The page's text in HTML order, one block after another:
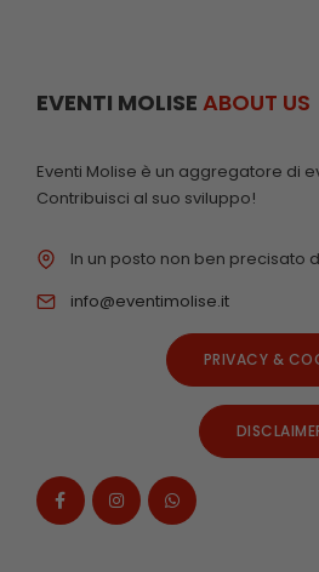
EVENTI MOLISE ABOUT US
Eventi Molise è un aggregatore di
Contribuisci al suo sviluppo!
In un posto non ben precisato
info@eventimolise.it
PRIVACY &